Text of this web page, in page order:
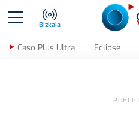
Bizkaia
Caso Plus Ultra Eclipse